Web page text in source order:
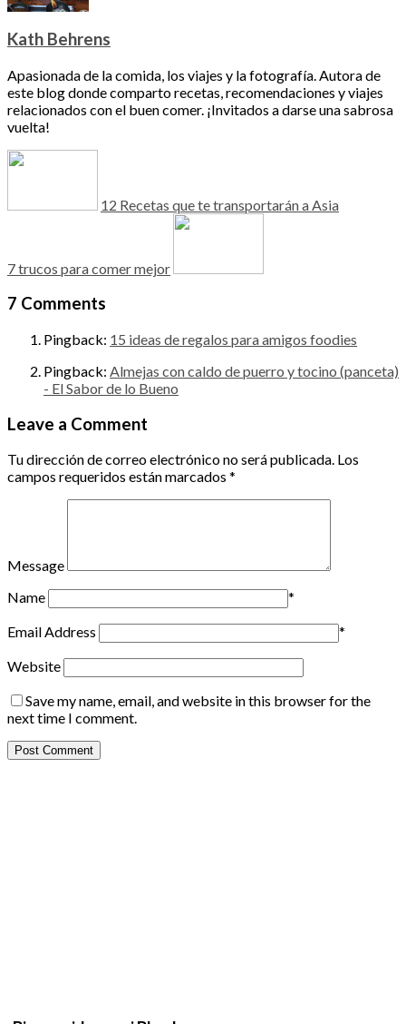
Kath Behrens
Apasionada de la comida, los viajes y la fotografía. Autora de
este blog donde comparto recetas, recomendaciones y viajes
relacionados con el buen comer. ¡Invitados a darse una sabrosa
vuelta!
12 Recetas que te transportarán a Asia
7 trucos para comer mejor
7 Comments
Pingback: 15 ideas de regalos para amigos foodies
Pingback: Almejas con caldo de puerro y tocino (panceta)
- El Sabor de lo Bueno
Leave a Comment
Tu dirección de correo electrónico no será publicada. Los
campos requeridos están marcados *
Message
Name
*
Email Address
*
Website
Save my name, email, and website in this browser for the
next time I comment.